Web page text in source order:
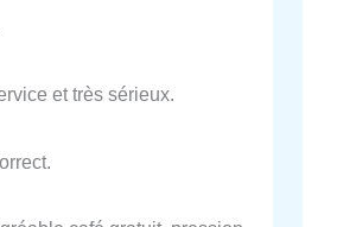
et très sérieux.